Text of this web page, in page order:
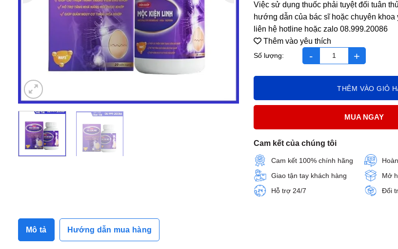
Viên Xương Khớp Mộc Kiện Linh hộp 80
THÊM VÀO GIỎ
MUA NGAY
Việc sử dụng thuốc phải tuyệt đối tuân
hướng dẫn của bác sĩ hoặc chuyên khoa
liên hệ hotline hoặc zalo 08.999.20086
Cam kết của chúng tôi
Cam kết 100% chính hãng
Giao tận tay khách hàng
Mở
Hỗ trợ 24/7
Đổi
Thêm vào yêu thích
Mô tả Hướng dẫn mua hàng